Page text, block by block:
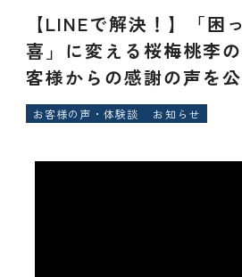
【LINEで解決！】「困
喜」に変える桜梅桃李
客様からの感謝の声を公
お客様の声・体験談 お知らせ